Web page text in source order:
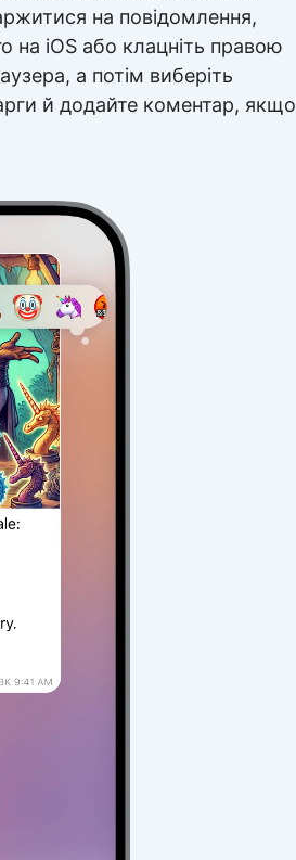
на повідомлення,
на iOS або клацніть правою
а потім виберіть
й додайте коментар, якщо